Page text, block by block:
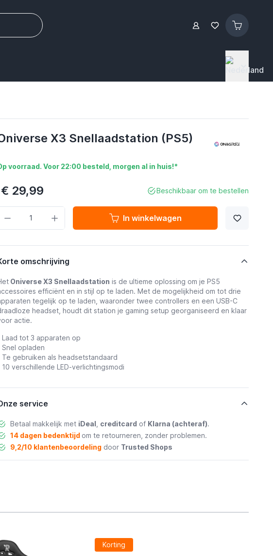
X3 Snellaadstation (PS5)
voorraad. Voor 22:00 besteld, morgen al in huis!*
€ 29,99 Beschikbaar om te bestellen
In winkelwagen
omschrijving
Oniverse X3 Snellaadstation is de ultieme oplossing om je PS5
efficiënt en in stijl op te laden. Met de mogelijkheid om tot drie
tegelijk op te laden, waaronder twee controllers en een USB-C
headset, houdt dit station je gaming setup georganiseerd en klaar
actie.
Laad tot 3 apparaten op
Snel opladen
Te gebruiken als headsetstandaard
10 verschillende LED-verlichtingsmodi
service
Betaal makkelijk met iDeal creditcard of Klarna (achteraf).
14 dagen bedenktijd om te retourneren, zonder problemen.
9,2/10 klantenbeoordelingdoor Trusted Shops
Korting